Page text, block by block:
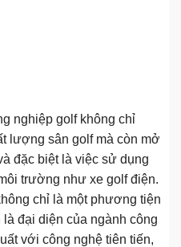
nghiệp golf không chỉ
lượng sân golf mà còn mở
đặc biệt là việc sử dụng
trường như xe golf điện.
chỉ là một phương tiện
đại diện của ngành công
với công nghệ tiên tiến,